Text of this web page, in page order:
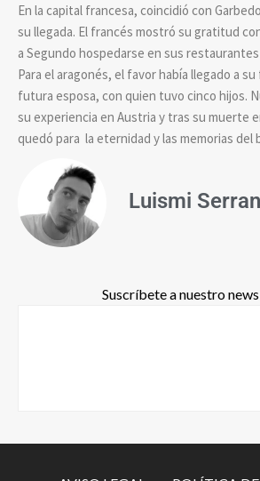
En la capital francesa, coincidió con
su llegada. El francés mostró su gratitud
a Segundo hospedarse en sus
Para el aragonés, el favor había llegado a
futura esposa, con quien tuvo cinco hijos.
su experiencia en Austria y tras su muerte
quedó para la eternidad y las memorias del
Luismi
Suscríbete a nuestro